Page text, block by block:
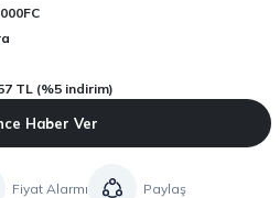
TL (%5 indirim)
Haber Ver
Fiyat Alarmı Paylaş